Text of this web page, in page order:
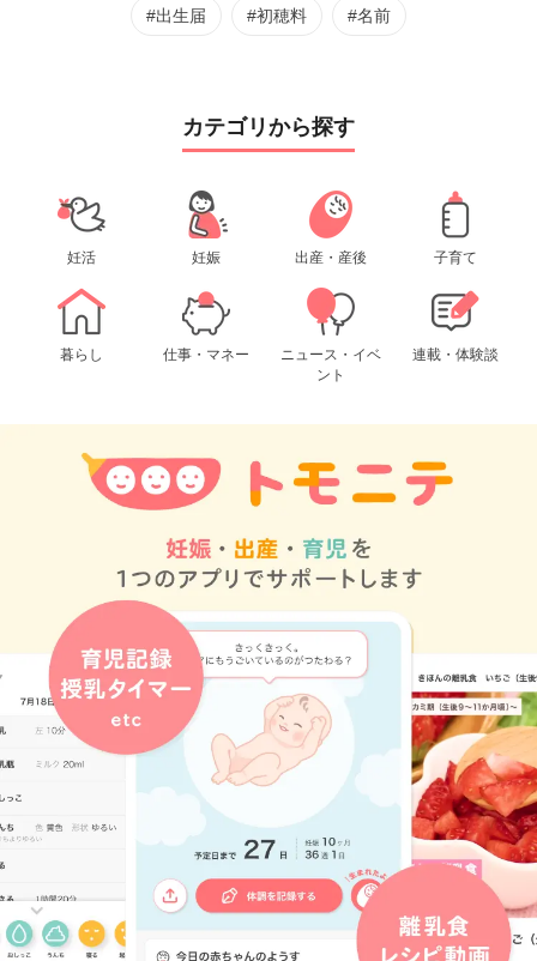
#出生届 #初穂料 #名前
カテゴリから探す
妊活 妊娠 出産・産後 子育て
暮らし 仕事・マネー
ニュース・イベ
ント
連載・体験談